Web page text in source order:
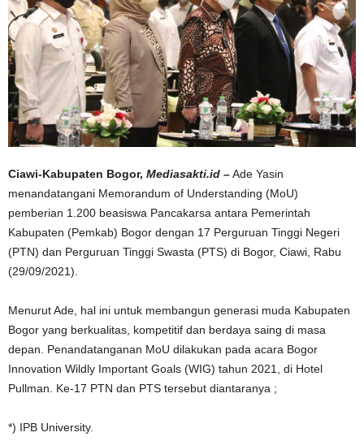
Ciawi-Kabupaten Bogor, Mediasakti.id –Ade Yasin
menandatangani Memorandum of Understanding (MoU)
pemberian 1.200 beasiswa Pancakarsa antara Pemerintah
Kabupaten (Pemkab) Bogor dengan 17 Perguruan Tinggi Negeri
(PTN) dan Perguruan Tinggi Swasta (PTS) di Bogor, Ciawi, Rabu
(29/09/2021).
Menurut Ade, hal ini untuk membangun generasi muda Kabupaten
Bogor yang berkualitas, kompetitif dan berdaya saing di masa
depan. Penandatanganan MoU dilakukan pada acara Bogor
Innovation Wildly Important Goals (WIG) tahun 2021, di Hotel
Pullman. Ke-17 PTN dan PTS tersebut diantaranya ;
*) IPB University.